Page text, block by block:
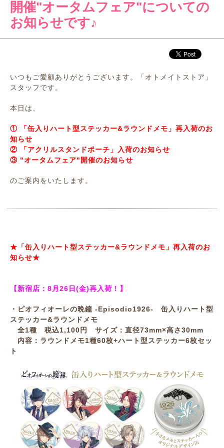
開催"オータムフェア"についての
お知らせです♪
いつもご愛顧ありがとうございます。「オトメイトストア」
スタッフです。
本日は、
① 「缶入りハート型ステッカー&ラウンドメモ」再入荷のお
知らせ
② 「アクリルスタンドポーチ」入荷のお知らせ
③ "オータムフェア"開催のお知らせ
のご案内をいたします。
★「缶入りハート型ステッカー&ラウンドメモ」再入荷のお
知らせ★
【新宿店：8月26日(金)再入荷！】
・ピオフィオーレの晩鐘 -Episodio1926- 缶入りハート型
ステッカー&ラウンドメモ
全1種 税込1,100円 サイズ：直径73mm×高さ30mm
内容：ラウンドメモ1種60枚+ハート型ステッカー6枚セッ
ト